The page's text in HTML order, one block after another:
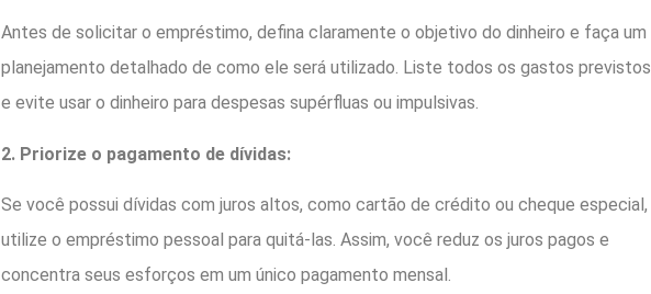
Antes de solicitar o empréstimo, defina claramente o objetivo do dinheiro e faça um
planejamento detalhado de como ele será utilizado. Liste todos os gastos previstos
e evite usar o dinheiro para despesas supérfluas ou impulsivas.
2. Priorize o pagamento de dívidas:
Se você possui dívidas com juros altos, como cartão de crédito ou cheque especial,
utilize o empréstimo pessoal para quitá-las. Assim, você reduz os juros pagos e
concentra seus esforços em um único pagamento mensal.